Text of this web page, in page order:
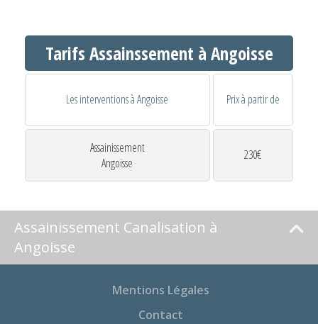
Tarifs Assainssement à Angoisse
Les interventions à Angoisse Prix à partir de
Assainissement
Angoisse
230€
Assainissement Canalisation à
Angoisse
Mentions Légales
Contact